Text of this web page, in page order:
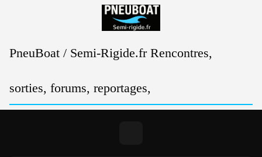
PneuBoat / Semi-Rigide.fr Rencontres,
sorties, forums, reportages,